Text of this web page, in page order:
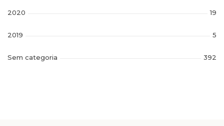
2020 19
2019 5
Sem categoria 392